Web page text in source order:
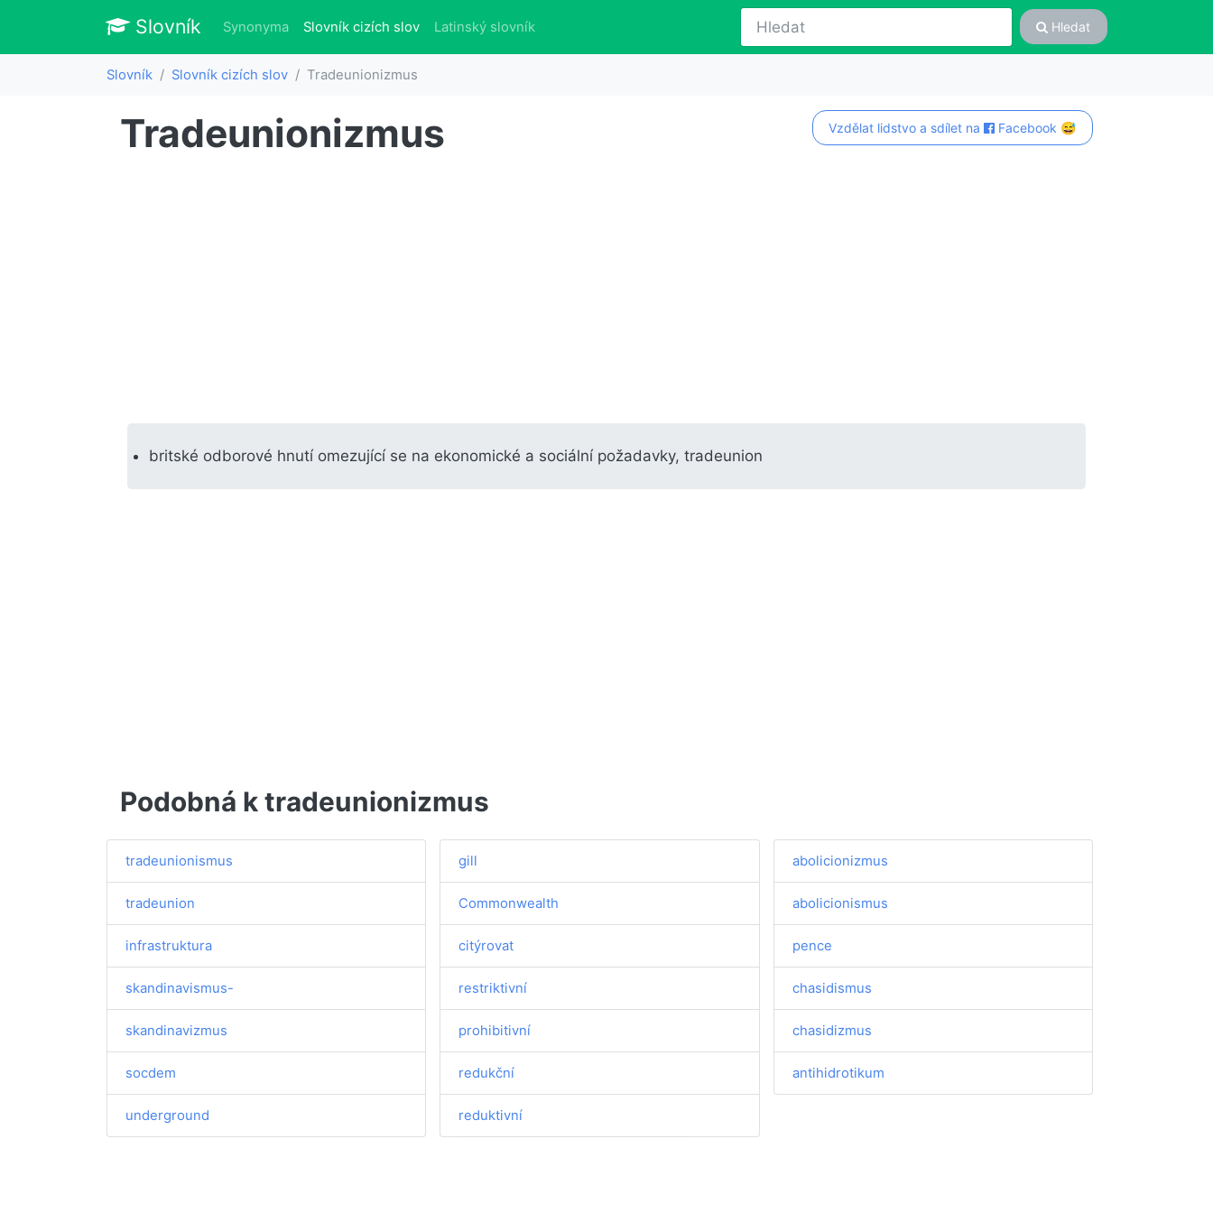
Slovník Slovník
Synonyma Slovník cizích slov(aktuálně)
Latinský slovník Hledat
Slovník Slovník cizích slov Tradeunionizmus
Vzdělat lidstvo a sdílet na Facebook 😅
Tradeunionizmus
britské odborové hnutí omezující se na ekonomické a sociální požadavky, tradeunion
Podobná k tradeunionizmus
tradeunionismus
tradeunion
infrastruktura
skandinavismus-
skandinavizmus
socdem
underground
gill
Commonwealth
citýrovat
restriktivní
prohibitivní
redukční
reduktivní
abolicionizmus
abolicionismus
pence
chasidismus
chasidizmus
antihidrotikum